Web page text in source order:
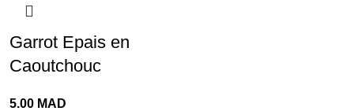
Garrot Epais en
Caoutchouc
5.00 MAD